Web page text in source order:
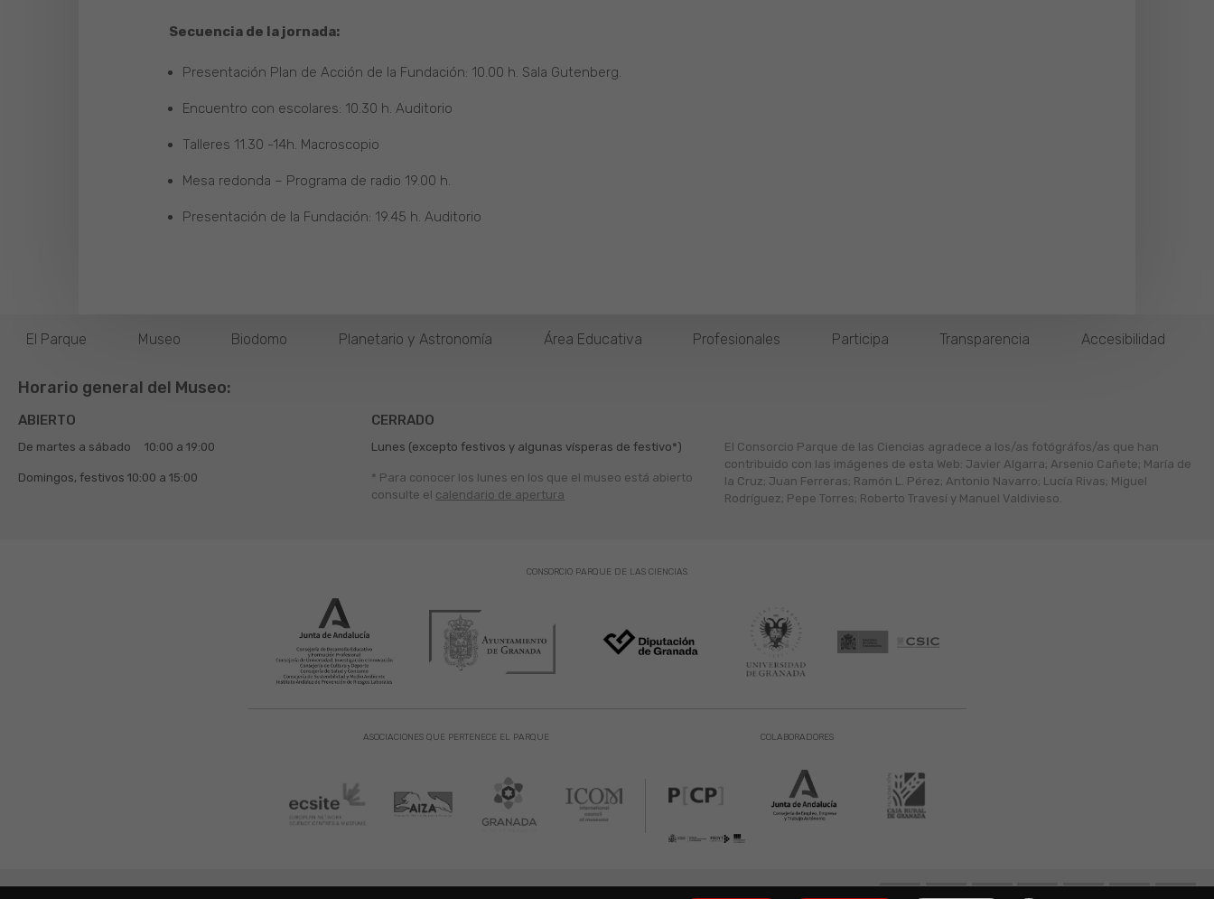
Secuencia de la jornada:
Presentación Plan de Acción de la Fundación: 10.00 h. Sala Gutenberg.
Encuentro con escolares: 10.30 h. Auditorio
Talleres 11.30 -14h. Macroscopio
Mesa redonda – Programa de radio 19.00 h.
Presentación de la Fundación: 19.45 h. Auditorio
El Parque Museo Biodomo Planetario y Astronomía Área Educativa Profesionales Participa Transparencia Accesibilidad
Horario general del Museo:
ABIERTO
De martes a sábado 10:00 a 19:00
Domingos, festivos 10:00 a 15:00
CERRADO
Lunes (excepto festivos y algunas vísperas de festivo*)
* Para conocer los lunes en los que el museo está abierto
consulte el calendario de apertura
El Consorcio Parque de las Ciencias agradece a los/as fotógráfos/as que han
contribuido con las imágenes de esta Web: Javier Algarra; Arsenio Cañete; María de
la Cruz; Juan Ferreras; Ramón L. Pérez; Antonio Navarro; Lucía Rivas; Miguel
Rodríguez; Pepe Torres; Roberto Travesí y Manuel Valdivieso.
ASOCIACIONES QUE PERTENECE EL PARQUE
CONSORCIO PARQUE DE LAS CIENCIAS
COLABORADORES